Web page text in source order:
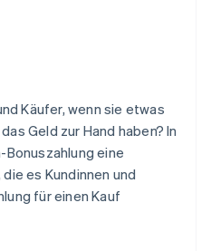
Käufer, wenn sie etwas
Geld zur Hand haben? In
eine
es Kundinnen und
für einen Kauf